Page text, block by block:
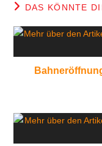
DAS KÖNNTE